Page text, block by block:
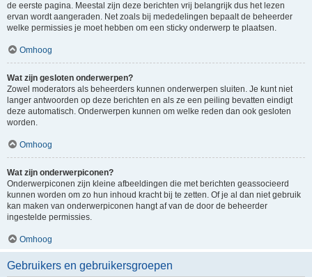
de eerste pagina. Meestal zijn deze berichten vrij belangrijk dus het lezen
ervan wordt aangeraden. Net zoals bij mededelingen bepaalt de beheerder
welke permissies je moet hebben om een sticky onderwerp te plaatsen.
Omhoog
Wat zijn gesloten onderwerpen?
Zowel moderators als beheerders kunnen onderwerpen sluiten. Je kunt niet
langer antwoorden op deze berichten en als ze een peiling bevatten eindigt
deze automatisch. Onderwerpen kunnen om welke reden dan ook gesloten
worden.
Omhoog
Wat zijn onderwerpiconen?
Onderwerpiconen zijn kleine afbeeldingen die met berichten geassocieerd
kunnen worden om zo hun inhoud kracht bij te zetten. Of je al dan niet gebruik
kan maken van onderwerpiconen hangt af van de door de beheerder
ingestelde permissies.
Omhoog
Gebruikers en gebruikersgroepen